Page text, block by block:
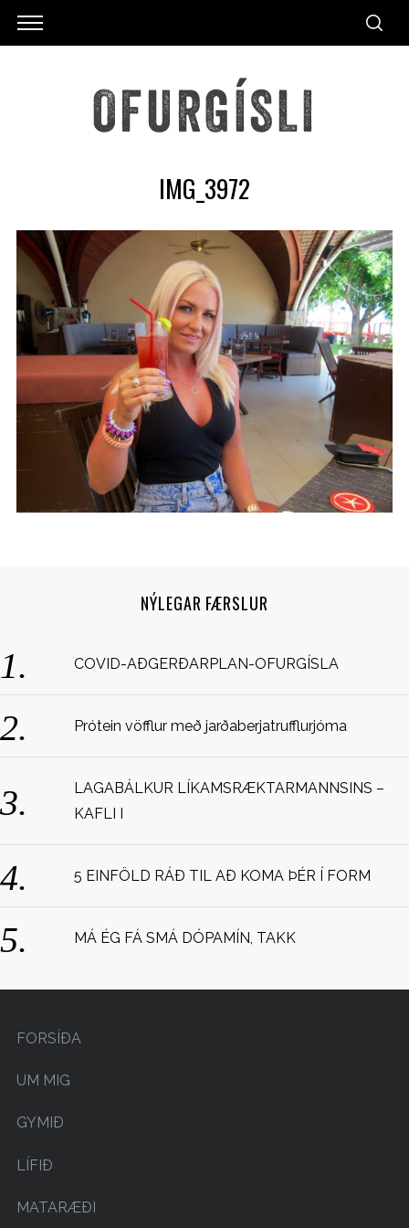
IMG_3972
NÝLEGAR FÆRSLUR
COVID-AÐGERÐARPLAN-OFURGÍSLA
Prótein vöfflur með jarðaberjatrufflurjóma
LAGABÁLKUR LÍKAMSRÆKTARMANNSINS –
KAFLI I
5 EINFÖLD RÁÐ TIL AÐ KOMA ÞÉR Í FORM
MÁ ÉG FÁ SMÁ DÓPAMÍN, TAKK
FORSÍÐA
UM MIG
GYMIÐ
LÍFIÐ
MATARÆÐI
e
c
o
r